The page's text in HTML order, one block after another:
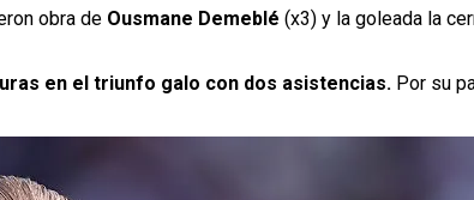
obra de Ousmane Demeblé (x3) y la goleada la
en el triunfo galo con dos asistencias. Por su